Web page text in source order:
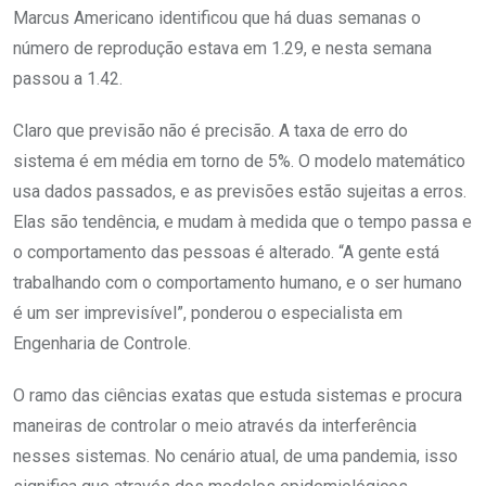
Marcus Americano identificou que há duas semanas o
número de reprodução estava em 1.29, e nesta semana
passou a 1.42.
Claro que previsão não é precisão. A taxa de erro do
sistema é em média em torno de 5%. O modelo matemático
usa dados passados, e as previsões estão sujeitas a erros.
Elas são tendência, e mudam à medida que o tempo passa e
o comportamento das pessoas é alterado. “A gente está
trabalhando com o comportamento humano, e o ser humano
é um ser imprevisível”, ponderou o especialista em
Engenharia de Controle.
O ramo das ciências exatas que estuda sistemas e procura
maneiras de controlar o meio através da interferência
nesses sistemas. No cenário atual, de uma pandemia, isso